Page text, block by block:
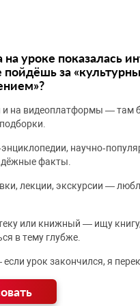
на уроке показалась
пойдёшь за
и на видеоплатформы — там
факты.
лекции, экскурсии —
или книжный — ищу
в тему глубже.
урок закончился, я